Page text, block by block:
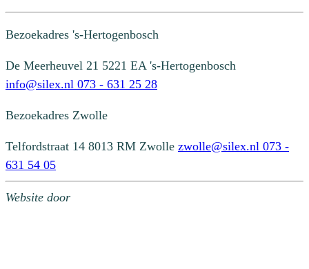
Bezoekadres 's-Hertogenbosch
De Meerheuvel 21 5221 EA 's-Hertogenbosch
info@silex.nl 073 - 631 25 28
Bezoekadres Zwolle
Telfordstraat 14 8013 RM Zwolle zwolle@silex.nl 073 -
631 54 05
Website door